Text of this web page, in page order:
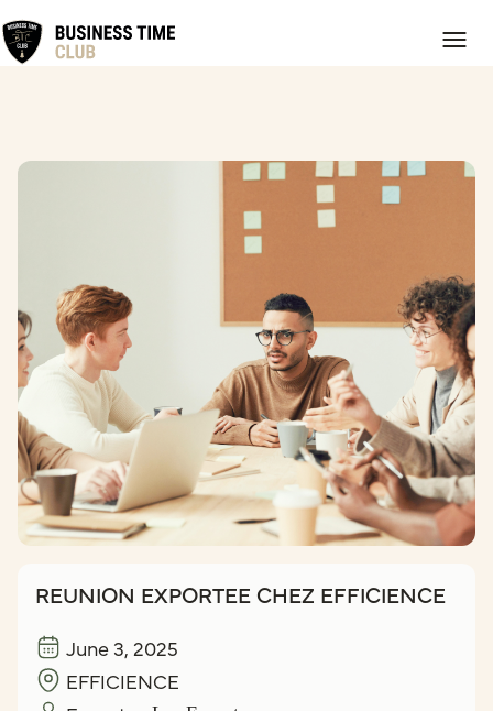
REUNION EXPORTEE CHEZ EFFICIENCE
June 3, 2025
EFFICIENCE